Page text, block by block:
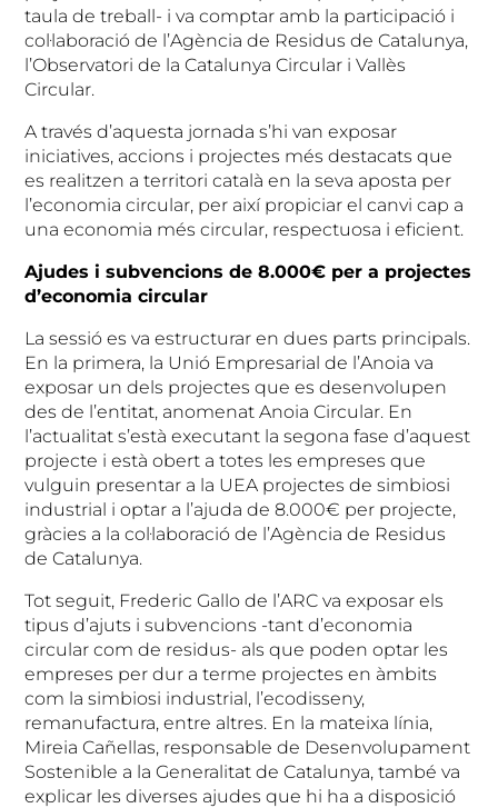
taula de treball- i va comptar amb la participació i
col·laboració de l’Agència de Residus de Catalunya,
l’Observatori de la Catalunya Circular i Vallès
Circular.
A través d’aquesta jornada s’hi van exposar
iniciatives, accions i projectes més destacats que
es realitzen a territori català en la seva aposta per
l’economia circular, per així propiciar el canvi cap a
una economia més circular, respectuosa i eficient.
Ajudes i subvencions de 8.000€ per a projectes
d’economia circular
La sessió es va estructurar en dues parts principals.
En la primera, la Unió Empresarial de l’Anoia va
exposar un dels projectes que es desenvolupen
des de l’entitat, anomenat Anoia Circular. En
l’actualitat s’està executant la segona fase d’aquest
projecte i està obert a totes les empreses que
vulguin presentar a la UEA projectes de simbiosi
industrial i optar a l’ajuda de 8.000€ per projecte,
gràcies a la col·laboració de l’Agència de Residus
de Catalunya.
Tot seguit, Frederic Gallo de l’ARC va exposar els
tipus d’ajuts i subvencions -tant d’economia
circular com de residus- als que poden optar les
empreses per dur a terme projectes en àmbits
com la simbiosi industrial, l’ecodisseny,
remanufactura, entre altres. En la mateixa línia,
Mireia Cañellas, responsable de Desenvolupament
Sostenible a la Generalitat de Catalunya, també va
explicar les diverses ajudes que hi ha a disposició